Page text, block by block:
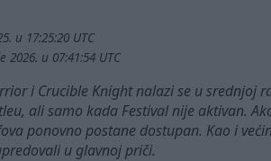
u 17:25:20 UTC
u 07:41:54 UTC
i Crucible Knight nalazi se u srednjoj
ali samo kada Festival nije aktivan.
ponovno postane dostupan. Kao i
u glavnoj priči.